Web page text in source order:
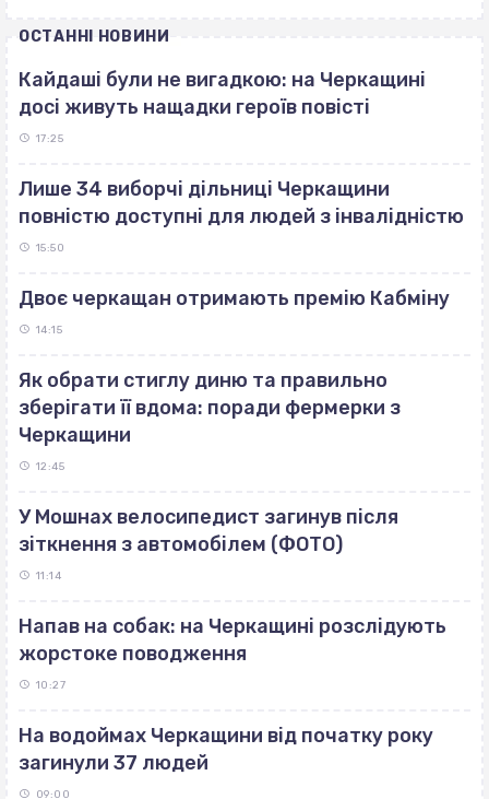
ОСТАННІ НОВИНИ
Кайдаші були не вигадкою: на Черкащині
досі живуть нащадки героїв повісті
17:25
Лише 34 виборчі дільниці Черкащини
повністю доступні для людей з інвалідністю
15:50
Двоє черкащан отримають премію Кабміну
14:15
Як обрати стиглу диню та правильно
зберігати її вдома: поради фермерки з
Черкащини
12:45
У Мошнах велосипедист загинув після
зіткнення з автомобілем (ФОТО)
11:14
Напав на собак: на Черкащині розслідують
жорстоке поводження
10:27
На водоймах Черкащини від початку року
загинули 37 людей
09:00